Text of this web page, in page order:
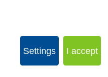
Rejoignez notre
Settings I accept